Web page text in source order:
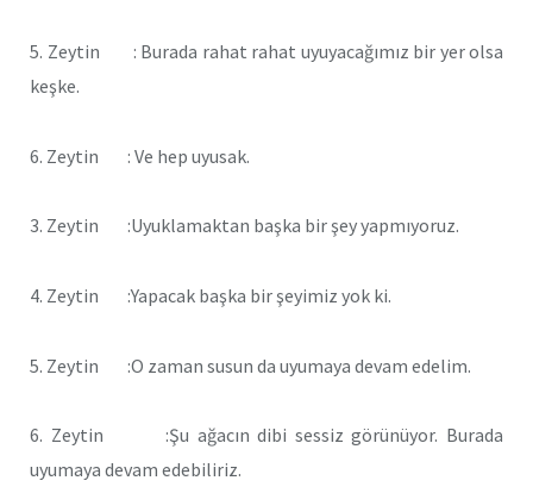
5. Zeytin : Burada rahat rahat uyuyacağımız bir yer olsa
keşke.
6. Zeytin : Ve hep uyusak.
3. Zeytin :Uyuklamaktan başka bir şey yapmıyoruz.
4. Zeytin :Yapacak başka bir şeyimiz yok ki.
5. Zeytin :O zaman susun da uyumaya devam edelim.
6. Zeytin :Şu ağacın dibi sessiz görünüyor. Burada
uyumaya devam edebiliriz.